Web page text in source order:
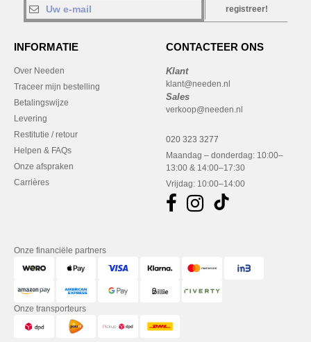
registreer!
INFORMATIE
Over Needen
Traceer mijn bestelling
Betalingswijze
Levering
Restitutie / retour
Helpen & FAQs
Onze afspraken
Carrières
CONTACTEER ONS
Klant
klant@needen.nl
Sales
verkoop@needen.nl
020 323 3277
Maandag – donderdag: 10:00–
13:00 & 14:00–17:30
Vrijdag: 10:00–14:00
Onze financiële partners
Onze transporteurs